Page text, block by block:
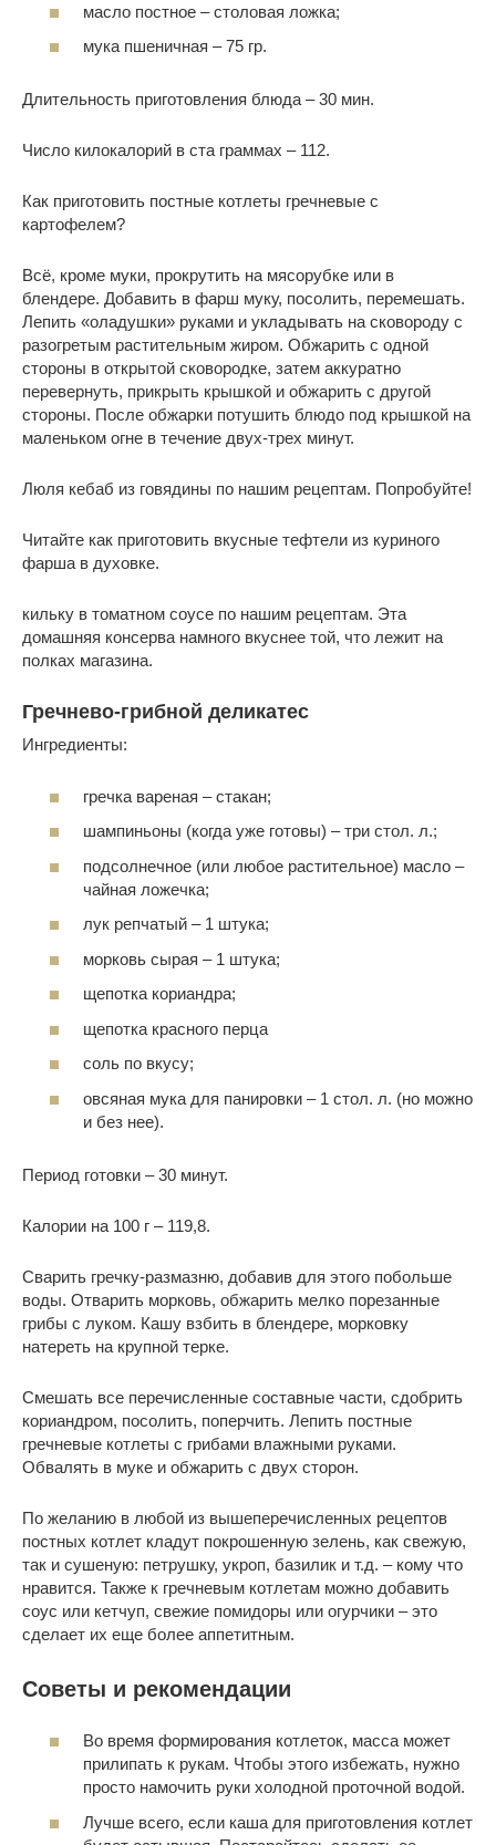
масло постное – столовая ложка;
мука пшеничная – 75 гр.
Длительность приготовления блюда – 30 мин.
Число килокалорий в ста граммах – 112.
Как приготовить постные котлеты гречневые с
картофелем?
Всё, кроме муки, прокрутить на мясорубке или в
блендере. Добавить в фарш муку, посолить, перемешать.
Лепить «оладушки» руками и укладывать на сковороду с
разогретым растительным жиром. Обжарить с одной
стороны в открытой сковородке, затем аккуратно
перевернуть, прикрыть крышкой и обжарить с другой
стороны. После обжарки потушить блюдо под крышкой на
маленьком огне в течение двух-трех минут.
Люля кебаб из говядины по нашим рецептам. Попробуйте!
Читайте как приготовить вкусные тефтели из куриного
фарша в духовке.
кильку в томатном соусе по нашим рецептам. Эта
домашняя консерва намного вкуснее той, что лежит на
полках магазина.
Гречнево-грибной деликатес
Ингредиенты:
гречка вареная – стакан;
шампиньоны (когда уже готовы) – три стол. л.;
подсолнечное (или любое растительное) масло –
чайная ложечка;
лук репчатый – 1 штука;
морковь сырая – 1 штука;
щепотка кориандра;
щепотка красного перца
соль по вкусу;
овсяная мука для панировки – 1 стол. л. (но можно
и без нее).
Период готовки – 30 минут.
Калории на 100 г – 119,8.
Сварить гречку-размазню, добавив для этого побольше
воды. Отварить морковь, обжарить мелко порезанные
грибы с луком. Кашу взбить в блендере, морковку
натереть на крупной терке.
Смешать все перечисленные составные части, сдобрить
кориандром, посолить, поперчить. Лепить постные
гречневые котлеты с грибами влажными руками.
Обвалять в муке и обжарить с двух сторон.
По желанию в любой из вышеперечисленных рецептов
постных котлет кладут покрошенную зелень, как свежую,
так и сушеную: петрушку, укроп, базилик и т.д. – кому что
нравится. Также к гречневым котлетам можно добавить
соус или кетчуп, свежие помидоры или огурчики – это
сделает их еще более аппетитным.
Советы и рекомендации
Во время формирования котлеток, масса может
прилипать к рукам. Чтобы этого избежать, нужно
просто намочить руки холодной проточной водой.
Лучше всего, если каша для приготовления котлет